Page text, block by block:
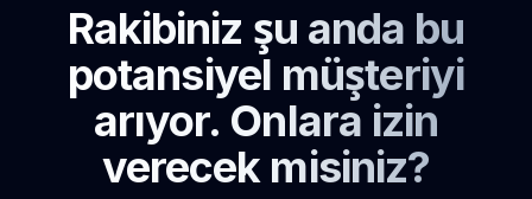
Rakibiniz şu anda bu
potansiyel müşteriyi
arıyor. Onlara izin
verecek misiniz?